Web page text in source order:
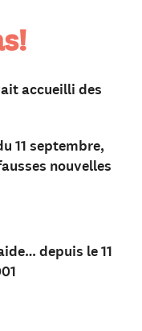
accueilli des
11 septembre,
nouvelles
depuis le 11